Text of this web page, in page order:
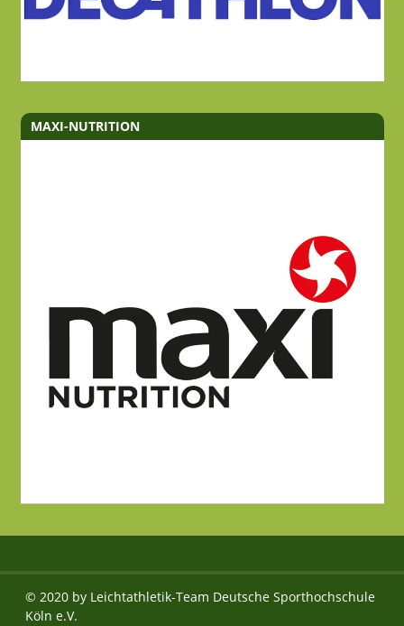
MAXI-NUTRITION
© 2020 by Leichtathletik-Team Deutsche Sporthochschule
Köln e.V.